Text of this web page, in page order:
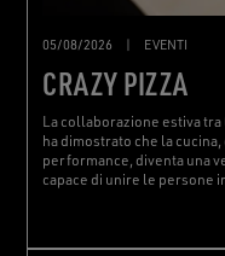
05/08/2026 | EVENTI
CRAZY PIZZA
La collaborazione estiva tra
ha dimostrato che la
performance, diventa una
capace di unire le persone